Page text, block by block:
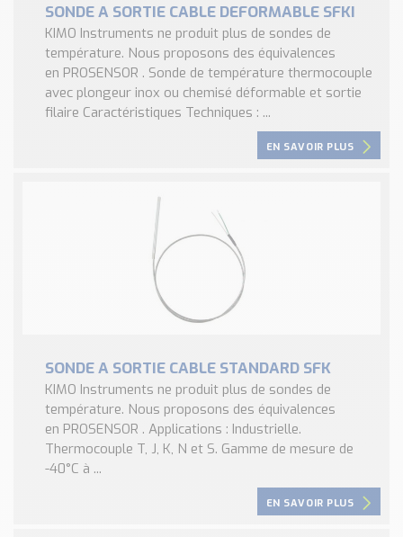
SONDE A SORTIE CABLE DEFORMABLE SFKI
KIMO Instruments ne produit plus de sondes de
température. Nous proposons des équivalences
en PROSENSOR . Sonde de température thermocouple
avec plongeur inox ou chemisé déformable et sortie
filaire Caractéristiques Techniques : ...
EN SAVOIR PLUS
SONDE A SORTIE CABLE STANDARD SFK
KIMO Instruments ne produit plus de sondes de
température. Nous proposons des équivalences
en PROSENSOR . Applications : Industrielle.
Thermocouple T, J, K, N et S. Gamme de mesure de
-40°C à ...
EN SAVOIR PLUS